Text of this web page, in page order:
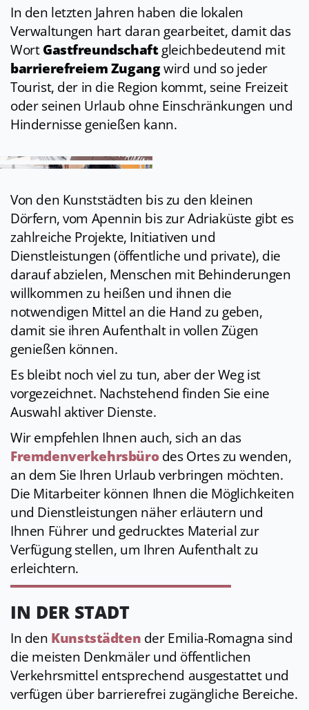
In den letzten Jahren haben die lokalen
Verwaltungen hart daran gearbeitet, damit das
WortGastfreundschaftgleichbedeutend mit
barrierefreiem Zugangwird und so jeder
Tourist, der in die Region kommt, seine Freizeit
oder seinen Urlaub ohne Einschränkungen und
Hindernisse genießen kann.
Von den Kunststädten bis zu den kleinen
Dörfern, vom Apennin bis zur Adriaküste gibt es
zahlreiche Projekte, Initiativen und
Dienstleistungen (öffentliche und private), die
darauf abzielen, Menschen mit Behinderungen
willkommen zu heißen und ihnen die
notwendigen Mittel an die Hand zu geben,
damit sie ihren Aufenthalt in vollen Zügen
genießen können.
Es bleibt noch viel zu tun, aber der Weg ist
vorgezeichnet. Nachstehend finden Sie eine
Auswahl aktiver Dienste.
Wir empfehlen Ihnen auch, sich an das
Fremdenverkehrsbürodes Ortes zu wenden,
an dem Sie Ihren Urlaub verbringen möchten.
Die Mitarbeiter können Ihnen die Möglichkeiten
und Dienstleistungen näher erläutern und
Ihnen Führer und gedrucktes Material zur
Verfügung stellen, um Ihren Aufenthalt zu
erleichtern.
IN DER STADT
In den Kunststädten der Emilia-Romagna sind
die meisten Denkmäler und öffentlichen
Verkehrsmittel entsprechend ausgestattet und
verfügen über barrierefrei zugängliche Bereiche.